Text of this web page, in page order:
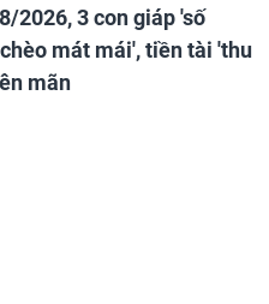
2026, 3 con giáp 'số
mát mái', tiền tài 'thu
mãn